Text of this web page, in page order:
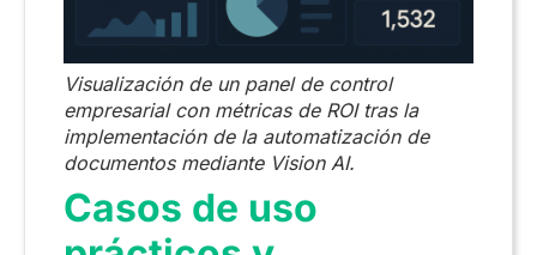
Visualización de un panel de control
empresarial con métricas de ROI tras la
implementación de la automatización de
documentos mediante Vision AI.
Casos de uso